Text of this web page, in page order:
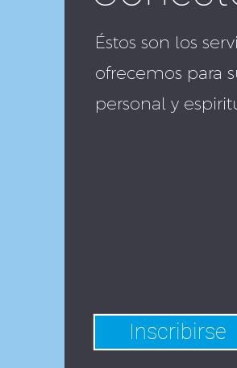
Éstos son los
ofrecemos para
personal y
Inscribirse